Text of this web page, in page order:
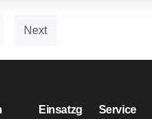
Next
Einsatzg
Service